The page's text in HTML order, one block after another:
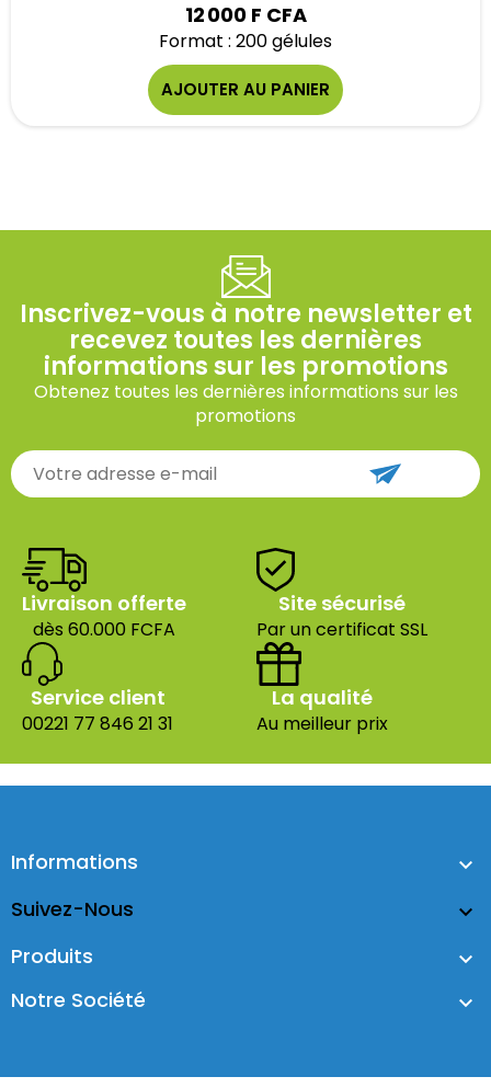
12 000 F CFA
Format : 200 gélules
AJOUTER AU PANIER
Inscrivez-vous à notre newsletter et
recevez toutes les dernières
informations sur les promotions
Obtenez toutes les dernières informations sur les
promotions
Livraison offerte
dès 60.000 FCFA
Site sécurisé
Par un certificat SSL
Service client
00221 77 846 21 31
La qualité
Au meilleur prix
Informations 
Suivez-Nous 
Produits 
Notre Société 